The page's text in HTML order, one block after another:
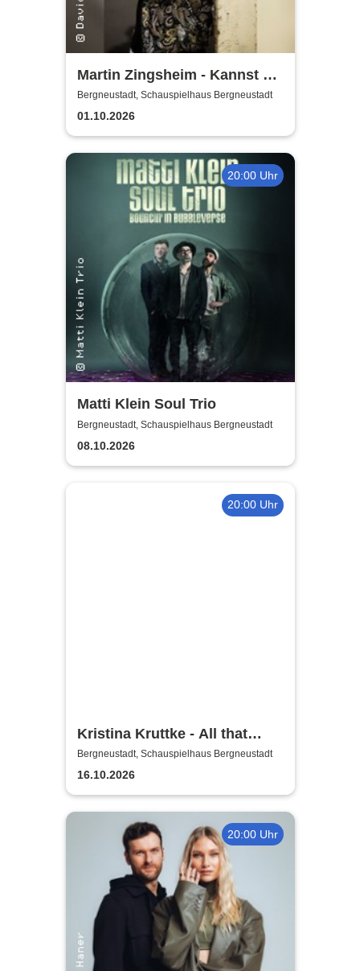
Martin Zingsheim - Kannst Du
Dir Nicht Ausdenken
Bergneustadt, Schauspielhaus Bergneustadt
01.10.2026
20:00 Uhr
Matti Klein Soul Trio
Bergneustadt, Schauspielhaus Bergneustadt
08.10.2026
20:00 Uhr
Kristina Kruttke - All that
Jaazz!
Bergneustadt, Schauspielhaus Bergneustadt
16.10.2026
20:00 Uhr